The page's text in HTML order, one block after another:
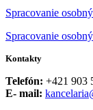
Spracovanie
Spracovanie
Kontakty
Telefón: +421 903
E- mail: